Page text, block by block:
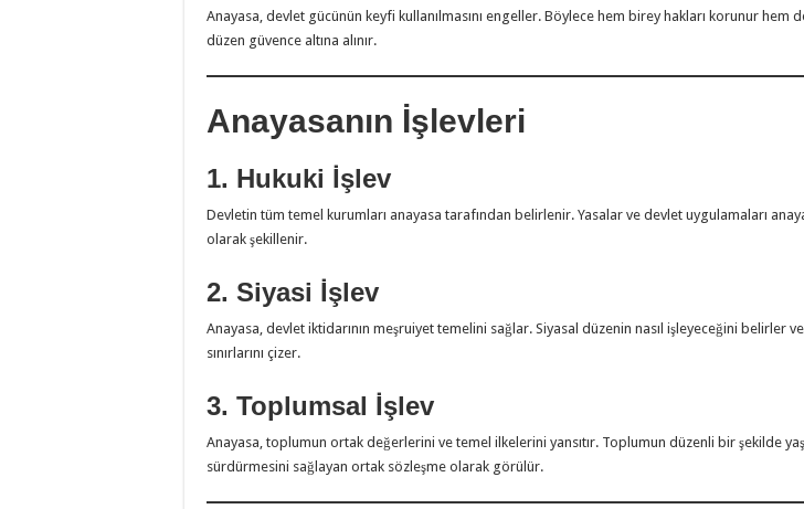
Anayasa, devlet gücünün keyfi kullanılmasını engeller. Böylece hem birey hakları korunur hem
düzen güvence altına alınır.
Anayasanın İşlevleri
1. Hukuki İşlev
Devletin tüm temel kurumları anayasa tarafından belirlenir. Yasalar ve devlet uygulamaları
olarak şekillenir.
2. Siyasi İşlev
Anayasa, devlet iktidarının meşruiyet temelini sağlar. Siyasal düzenin nasıl işleyeceğini belirler
sınırlarını çizer.
3. Toplumsal İşlev
Anayasa, toplumun ortak değerlerini ve temel ilkelerini yansıtır. Toplumun düzenli bir şekilde
sürdürmesini sağlayan ortak sözleşme olarak görülür.